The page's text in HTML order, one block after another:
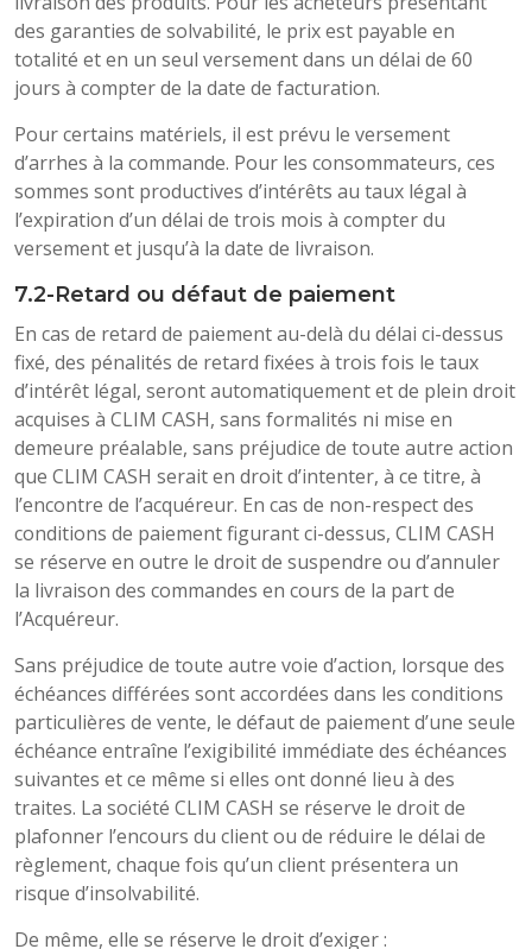
des garanties de solvabilité, le prix est payable en
totalité et en un seul versement dans un délai de 60
jours à compter de la date de facturation.
Pour certains matériels, il est prévu le versement
d’arrhes à la commande. Pour les consommateurs, ces
sommes sont productives d’intérêts au taux légal à
l’expiration d’un délai de trois mois à compter du
versement et jusqu’à la date de livraison.
7.2-Retard ou défaut de paiement
En cas de retard de paiement au-delà du délai ci-dessus
fixé, des pénalités de retard fixées à trois fois le taux
d’intérêt légal, seront automatiquement et de plein droit
acquises à CLIM CASH, sans formalités ni mise en
demeure préalable, sans préjudice de toute autre action
que CLIM CASH serait en droit d’intenter, à ce titre, à
l’encontre de l’acquéreur. En cas de non-respect des
conditions de paiement figurant ci-dessus, CLIM CASH
se réserve en outre le droit de suspendre ou d’annuler
la livraison des commandes en cours de la part de
l’Acquéreur.
Sans préjudice de toute autre voie d’action, lorsque des
échéances différées sont accordées dans les conditions
particulières de vente, le défaut de paiement d’une seule
échéance entraîne l’exigibilité immédiate des échéances
suivantes et ce même si elles ont donné lieu à des
traites. La société CLIM CASH se réserve le droit de
plafonner l’encours du client ou de réduire le délai de
règlement, chaque fois qu’un client présentera un
risque d’insolvabilité.
De même, elle se réserve le droit d’exiger :